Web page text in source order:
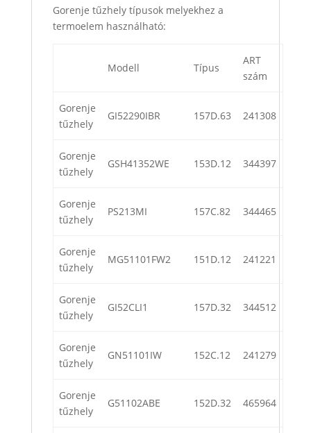
Gorenje tűzhely típusok melyekhez a
termoelem használható:
Modell Típus
ART
szám
Gorenje
tűzhely
GI52290IBR 157D.63 241308
Gorenje
tűzhely
GSH41352WE 153D.12 344397
Gorenje
tűzhely
PS213MI 157C.82 344465
Gorenje
tűzhely
MG51101FW2 151D.12 241221
Gorenje
tűzhely
GI52CLI1 157D.32 344512
Gorenje
tűzhely
GN51101IW 152C.12 241279
Gorenje
tűzhely
G51102ABE 152D.32 465964